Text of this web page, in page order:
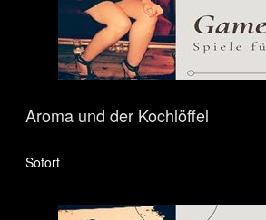
Aroma und der Kochlöffel
Sofort